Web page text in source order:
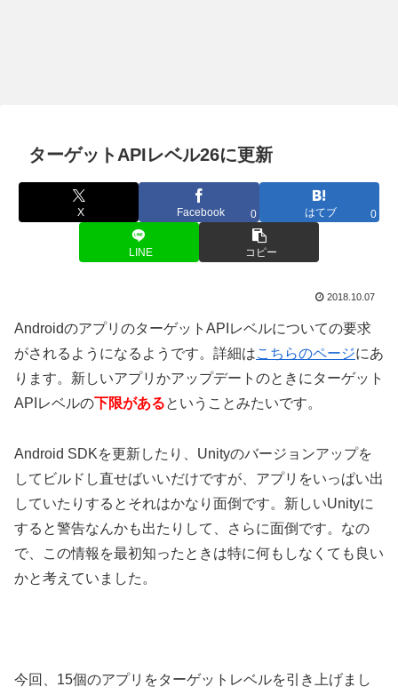
ターゲットAPIレベル26に更新
X Facebook 0 はてブ 0
LINE コピー
2018.10.07
AndroidのアプリのターゲットAPIレベルについての要求
がされるようになるようです。詳細はこちらのページにあ
ります。新しいアプリかアップデートのときにターゲット
APIレベルの下限があるということみたいです。
Android SDKを更新したり、Unityのバージョンアップを
してビルドし直せばいいだけですが、アプリをいっぱい出
していたりするとそれはかなり面倒です。新しいUnityに
すると警告なんかも出たりして、さらに面倒です。なの
で、この情報を最初知ったときは特に何もしなくても良い
かと考えていました。
今回、15個のアプリをターゲットレベルを引き上げまし